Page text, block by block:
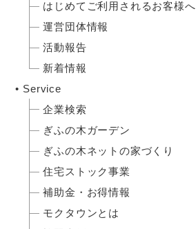
はじめてご利用されるお客様へ
運営団体情報
活動報告
新着情報
Service
企業検索
ぎふの木ガーデン
ぎふの木ネットの家づくり
住宅ストック事業
補助金・お得情報
モクタウンとは